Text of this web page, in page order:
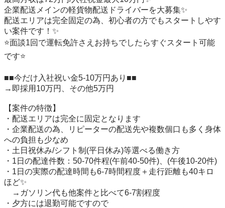
企業配送メインの軽貨物配送ドライバーを大募集✨
配送エリアは完全固定の為、初心者の方でもスタートしやす
い案件です！✨
⭐️面談1回で運転免許さえお持ちでしたらすぐスタート可能
です⭐️
■■今だけ入社祝い金5-10万円あり■■
→即採用10万円、その他5万円
【案件の特徴】
・配送エリアは完全に固定となります
・企業配送の為、リピーターの配送先や複数個口も多く身体
への負担も少なめ
・土日祝休み/シフト制(平日休み)等選べる働き方
・1日の配達件数：50-70件程(午前40-50件)、(午後10-20件)
・1日の実際の配達時間も6-7時間程度＋走行距離も40キロ
ほど✨
→ガソリン代も他案件と比べて6-7割程度
・夕方には退勤可能ですので